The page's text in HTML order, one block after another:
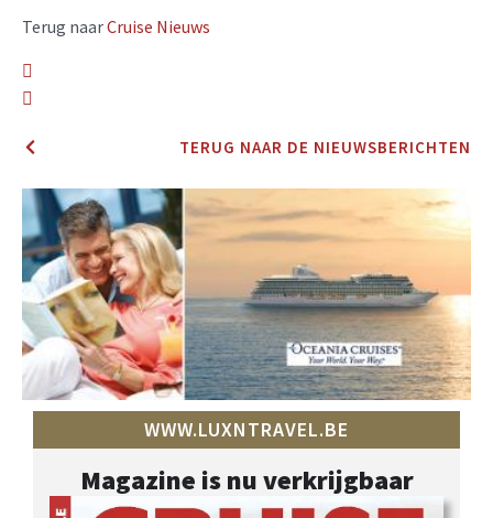
Terug naarCruise Nieuws
TERUG NAAR DE NIEUWSBERICHTEN
WWW.LUXNTRAVEL.BE
Magazine is nu verkrijgbaar